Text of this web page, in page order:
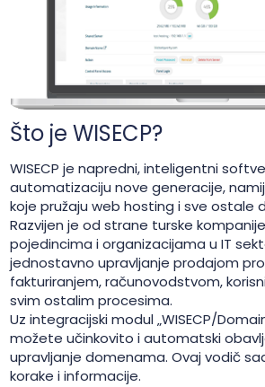
Što je WISECP?
WISECP je napredni, inteligentni
automatizaciju nove generacije,
koje pružaju web hosting i sve ostale
Razvijen je od strane turske
pojedincima i organizacijama u IT
jednostavno upravljanje prodajom
fakturiranjem, računovodstvom,
svim ostalim procesima.
Uz integracijski modul „WISECP/
možete učinkovito i automatski
upravljanje domenama. Ovaj vodič
korake i informacije.